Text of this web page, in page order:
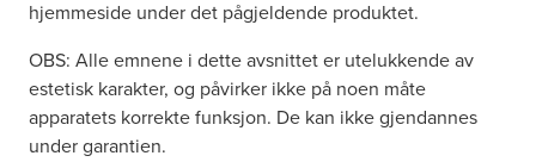
hjemmeside under det pågjeldende produktet.
OBS: Alle emnene i dette avsnittet er utelukkende av
estetisk karakter, og påvirker ikke på noen måte
apparatets korrekte funksjon. De kan ikke gjendannes
under garantien.